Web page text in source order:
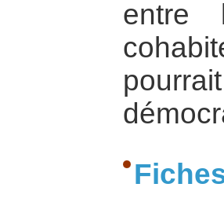
entre